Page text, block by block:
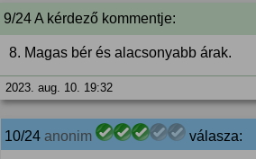
9/24 A kérdező kommentje:
8. Magas bér és alacsonyabb árak.
2023. aug. 10. 19:32
10/24 anonim válasza: